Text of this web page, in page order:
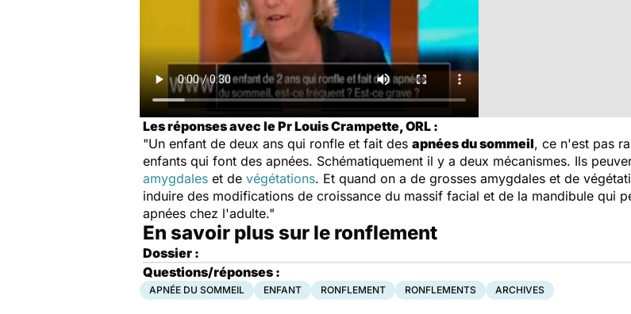
Les réponses avec le Pr Louis Crampette, ORL :
"Un enfant de deux ans qui ronfle et fait des apnées du sommeil, ce n'est pas
enfants qui font des apnées. Schématiquement il y a deux mécanismes. Ils
amygdales et de végétations. Et quand on a de grosses amygdales et de
induire des modifications de croissance du massif facial et de la mandibule qui
apnées chez l'adulte."
En savoir plus sur le ronflement
Dossier :
Questions/réponses :
APNÉE DU SOMMEIL ENFANT RONFLEMENT RONFLEMENTS ARCHIVES